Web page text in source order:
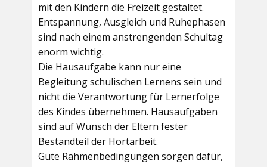
mit den Kindern die Freizeit gestaltet.
Entspannung, Ausgleich und Ruhephasen
sind nach einem anstrengenden Schultag
enorm wichtig.
Die Hausaufgabe kann nur eine
Begleitung schulischen Lernens sein und
nicht die Verantwortung für Lernerfolge
des Kindes übernehmen. Hausaufgaben
sind auf Wunsch der Eltern fester
Bestandteil der Hortarbeit.
Gute Rahmenbedingungen sorgen dafür,